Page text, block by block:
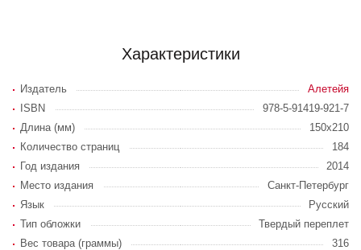
Характеристики
Издатель
Алетейя
ISBN
978-5-91419-921-7
Длина (мм)
150x210
Количество страниц
184
Год издания
2014
Место издания
Санкт-Петербург
Язык
Русский
Тип обложки
Твердый переплет
Вес товара (граммы)
316